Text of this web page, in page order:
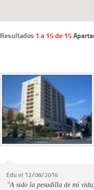
Resultados 1 a 15 de 15
Edu el 12/08/2016
"A sido la pesadilla de mi